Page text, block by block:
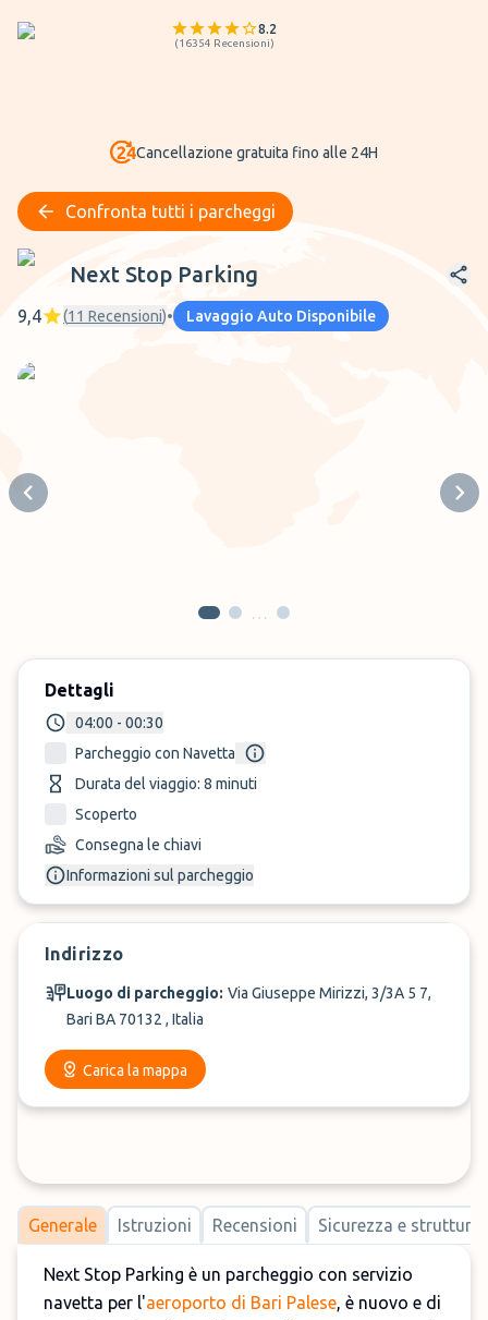
8.2
(16354 Recensioni)
Cancellazione gratuita fino alle 24H
Confronta tutti i parcheggi
Next Stop Parking
Next Stop Parking
9,4 (11 Recensioni)• Lavaggio Auto Disponibile
Previous slide
…
Dettagli
04:00 - 00:30
Parcheggio con Navetta
Durata del viaggio: 8 minuti
Scoperto
Consegna le chiavi
Informazioni sul parcheggio
Indirizzo
Luogo di parcheggio: Via Giuseppe Mirizzi, 3/3A 5 7,
Bari BA 70132 , Italia
Carica la mappa
Generale Istruzioni Recensioni Sicurezza e strutture
Next Stop Parking è un parcheggio con servizio
navetta per l'aeroporto di Bari Palese, è nuovo e di